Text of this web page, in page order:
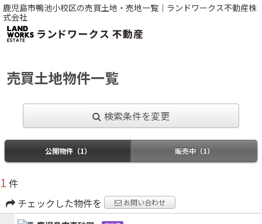
鹿児島市鴨池小校区の売買土地・売地一覧｜ランドワークス不動産株
式会社
売買土地物件一覧
検索条件を変更
公開物件（1） 販売中（1）
1 件
チェックした物件を
お問い合わせ